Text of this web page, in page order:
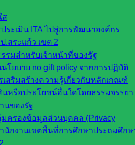
ส
ระเมิน ITA ไปสู่การพัฒนาองค์กร
.สระแก้ว เขต 2
รมสำหรับเจ้าหน้าที่ของรัฐ
โยบาย no gift policy จากการปฏิบัติ
สริมสร้างความรู้เกี่ยวกับหลักเกณฑ์
หรือประโยชน์อื่นใดโดยธรรมจรรยา
นของรัฐ
มครองข้อมูลส่วนบุคคล (Privacy
นักงานเขตพื้นที่การศึกษาประถมศึกษ